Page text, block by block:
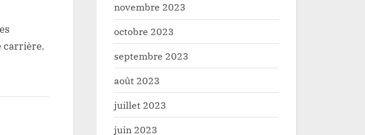
carrière.
novembre 2023
octobre 2023
septembre 2023
août 2023
juillet 2023
juin 2023